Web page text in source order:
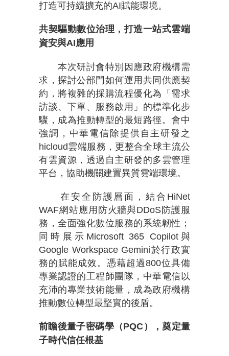
打造可持續擴充的AI賦能環境。
共契驅動數位治理，打造一站式雲端
資安與AI應用
本次研討會特別因應政府機構需
求，探討公部門如何運用共同供應契
約，將複雜的採購流程優化為「需求
訪談、下單、服務啟用」的標準化步
驟，成為推動轉型的最短路徑。會中
強調，中華電信除提供自主研發之
hicloud雲端服務，更整合全球主流公
有雲資源，透過自主研發的多雲管理
平台，協助機關建置異質雲端環境。
在安全防護層面，結合HiNet
WAF網站應用防火牆與DDoS防護服
務，全面強化數位服務的系統韌性；
同時展示Microsoft 365 Copilot與
Google Workspace Gemini於行政實
務的賦能成效。憑藉超過800位具備
專業認證的工程師團隊，中華電信以
充沛的專業技術能量，成為政府機構
推動數位轉型最堅實的後盾。
前瞻後量子密碼學（PQC），奠定量
子時代信任根基